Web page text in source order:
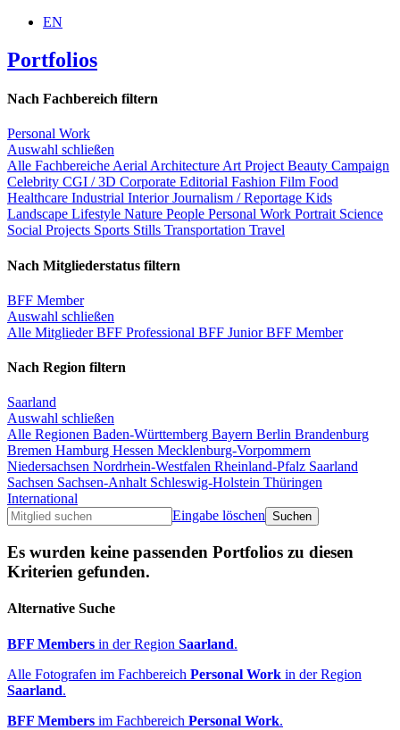
EN
Portfolios
Nach Fachbereich filtern
Personal Work
Auswahl schließen
Alle Fachbereiche Aerial Architecture Art Project Beauty Campaign
Celebrity CGI / 3D Corporate Editorial Fashion Film Food
Healthcare Industrial InteriorJournalism / Reportage Kids
Landscape Lifestyle Nature People Personal Work Portrait Science
Social Projects Sports Stills Transportation Travel
Nach Mitgliederstatus filtern
BFF Member
Auswahl schließen
Alle MitgliederBFF Professional BFF JuniorBFF Member
Nach Region filtern
Saarland
Auswahl schließen
Alle Regionen Baden-Württemberg Bayern Berlin Brandenburg
Bremen Hamburg Hessen Mecklenburg-Vorpommern
Niedersachsen Nordrhein-Westfalen Rheinland-Pfalz Saarland
Sachsen Sachsen-Anhalt Schleswig-Holstein Thüringen
International
Eingabe löschen
Es wurden keine passenden Portfolios zu diesen
Kriterien gefunden.
Alternative Suche
BFF Members in der Region Saarland.
Alle Fotografen im Fachbereich Personal Work in der Region
Saarland.
BFF Members im Fachbereich Personal Work.